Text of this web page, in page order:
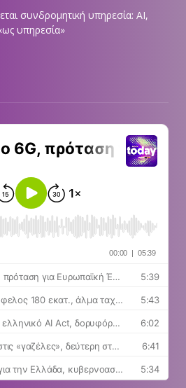
συνδρομητική υπηρεσία: AI,
υπηρεσία»